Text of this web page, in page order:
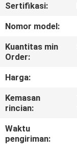
TUR
PABRIK
KONTROL
KUALITAS
HUBUNGI
KAMI
Sertifikasi:
Nomor model:
Kuantitas min
Order:
Harga:
Kemasan
rincian:
Waktu
pengiriman: